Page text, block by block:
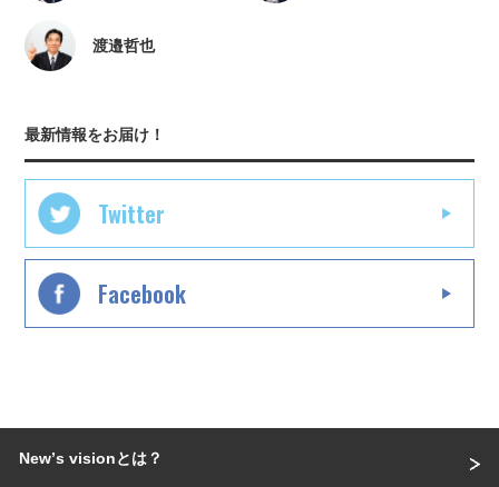
渡邉哲也
最新情報をお届け！
Twitter
Facebook
Newʼs visionとは？